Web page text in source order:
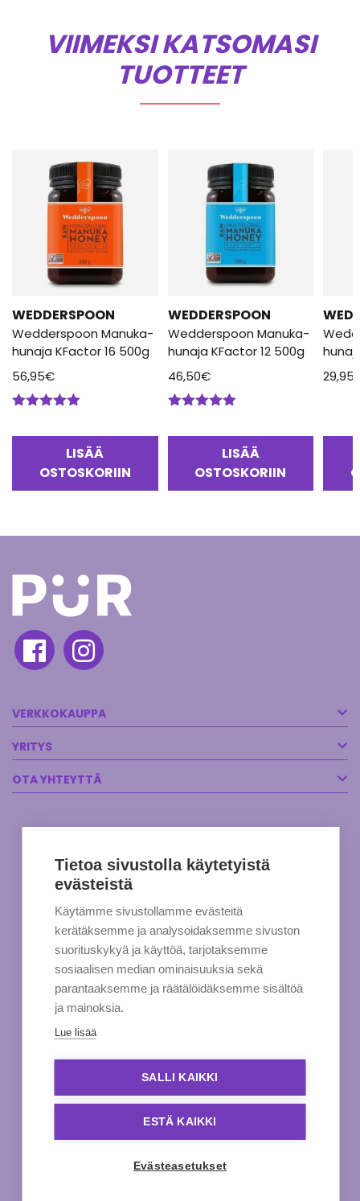
VIIMEKSI KATSOMASI
TUOTTEET
WEDDERSPOON
Wedderspoon Manuka-
hunaja KFactor 16 500g
56,95€
LISÄÄ
OSTOSKORIIN
WEDDERSPOON
Wedderspoon Manuka-
hunaja KFactor 12 500g
46,50€
LISÄÄ
OSTOSKORIIN
29,95
VERKKOKAUPPA
YRITYS
OTA YHTEYTTÄ
Tietoa sivustolla käytetyistä
evästeistä
Käytämme sivustollamme evästeitä
kerätäksemme ja analysoidaksemme sivuston
suorituskykyä ja käyttöä, tarjotaksemme
sosiaalisen median ominaisuuksia sekä
parantaaksemme ja räätälöidäksemme sisältöä
ja mainoksia.
Lue lisää
SALLI KAIKKI
ESTÄ KAIKKI
Evästeasetukset